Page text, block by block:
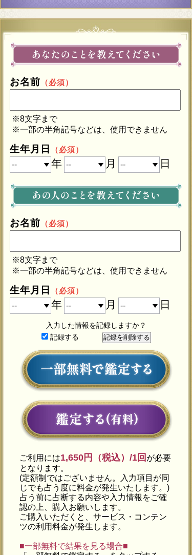
お名前 （必須）
※8文字まで
※一部の半角記号などは、使用できません
生年月日 （必須）
年 月 日
お名前 （必須）
※8文字まで
※一部の半角記号などは、使用できません
生年月日 （必須）
年 月 日
入力した情報を記録しますか？
記録する
ご利用には1,650円（税込）/1回 が必要
となります。
(定額制ではございません。入力項目が同
じでも占う度に料金が発生いたします。)
占う前に占断する内容や入力情報をご確
認の上、購入お願いします。
ご購入いただくと、サービス・コンテン
ツの利用料金が発生します。
■一部無料で結果を見る場合■